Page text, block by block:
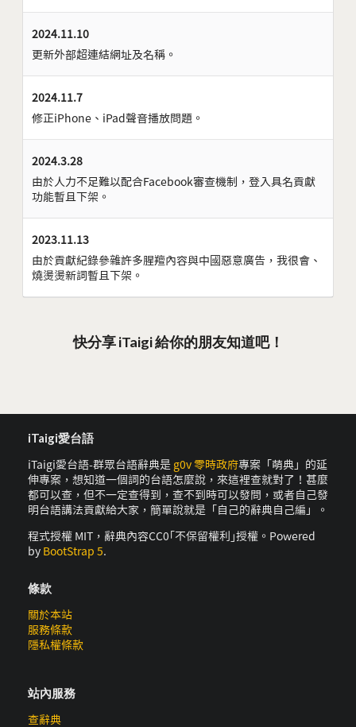
2024.11.10
更新外部超連結網址及名稱。
2024.11.7
修正iPhone、iPad聲音播放問題。
2024.3.28
由於人力不足難以配合Facebook審查機制，登入具名貢獻
功能暫且下架。
2023.11.13
由於貢獻紀錄參雜許多腥羶內容與中國惡意廣告，我很會、
燒燙燙新詞暫且下架。
快分享 iTaigi 給你的朋友知道吧！
iTaigi愛台語
iTaigi愛台語-群眾台語辭典是 g0v 零時政府專案「萌典」的延
伸專案，想知道一個詞的台語怎麼說，來這裡查就對了！甚麼
都可以查，但不一定查得到，查不到時可以發問，或者自己發
明台語講法貢獻給大家，簡單說就是「自己的辭典自己編」。
程式授權 MIT，辭典內容CC0｢不保留權利｣授權。Powered
by BootStrap 5.
條款
關於本站
服務條款
隱私權條款
站內服務
查辭典